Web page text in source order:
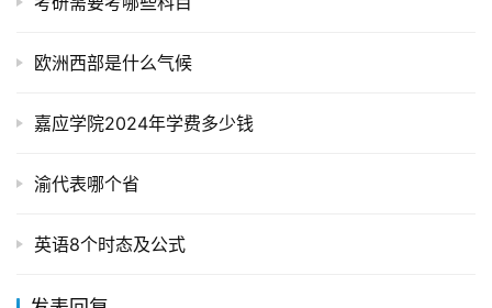
欧洲西部是什么气候
嘉应学院2024年学费多少钱
渝代表哪个省
英语8个时态及公式